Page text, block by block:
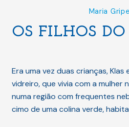
Maria Gripe
OS FILHOS
Era uma vez duas crianças, Klas
vidreiro, que vivia com a mulher
numa região com frequentes
cimo de uma colina verde,